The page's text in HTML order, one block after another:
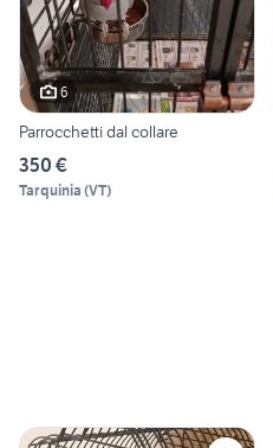
6
Parrocchetti dal collare
350 €
Tarquinia (VT)